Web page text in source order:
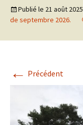
Publié le 21 août 2025
de septembre 2026.
← Précédent